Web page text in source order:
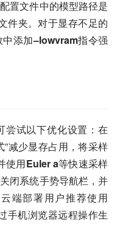
置文件中的模型路径是
件夹。对于显存不足的
中添加–lowvram指令强
尝试以下优化设置：在
”减少显存占用，将采样
使用Euler a等快速采样
闭系统手势导航栏，并
端部署用户推荐使用
手机浏览器远程操作生